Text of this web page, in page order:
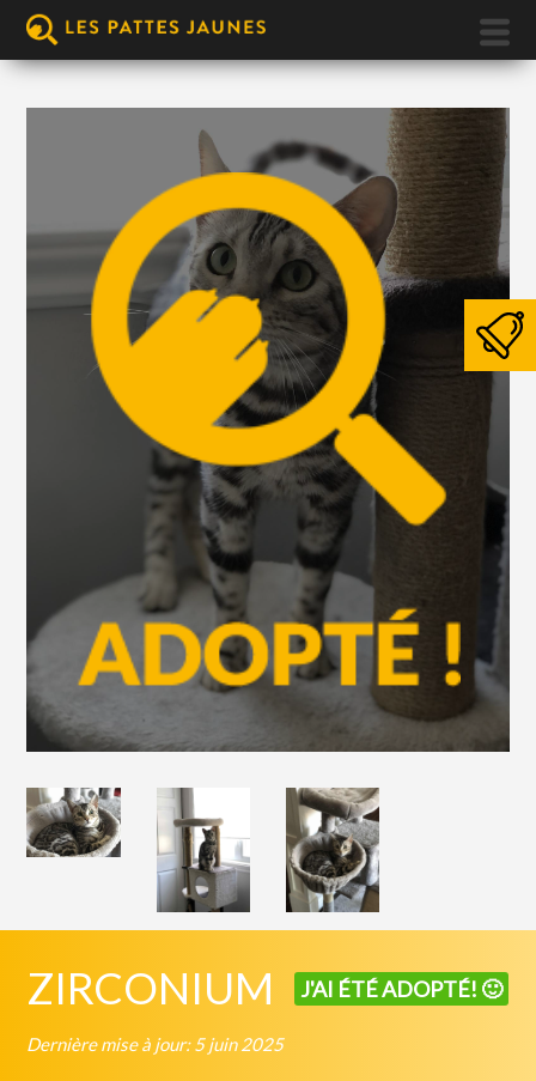
ZIRCONIUM J'AI ÉTÉ ADOPTÉ! 🙂
Dernière mise à jour: 5 juin 2025